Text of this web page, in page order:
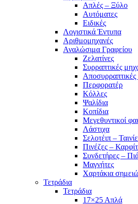
Απλές – Ξύλο
Αυτόματες
Ειδικές
Λογιστικά Έντυπα
Αριθμομηχανές
Αναλώσιμα Γραφείου
Ζελατίνες
Συρραπτικές
Αποσυρραπτικές
Περφορατέρ
Κόλλες
Ψαλίδια
Κοπίδια
Μεγεθυντικοί
Λάστιχα
Σελοτέιπ –
Πινέζες –
Συνδετήρες –
Μαγνήτες
Χαρτάκια
Τετράδια
Τετράδια
17×25 Απλά